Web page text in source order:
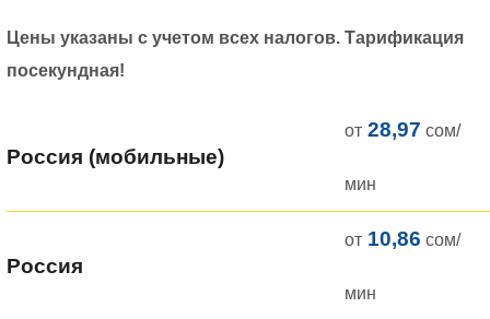
Цены указаны с учетом всех налогов. Тарификация
посекундная!
Россия (мобильные)
от 28,97 сом/
мин
Россия
от 10,86 сом/
мин